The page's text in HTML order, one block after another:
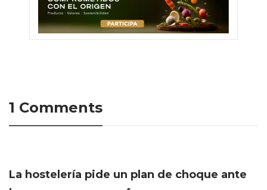
1 Comments
La hostelería pide un plan de choque ante